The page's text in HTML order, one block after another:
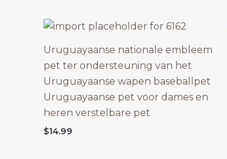
Uruguayaanse nationale embleem
pet ter ondersteuning van het
Uruguayaanse wapen baseballpet
Uruguayaanse pet voor dames en
heren verstelbare pet
$14.99